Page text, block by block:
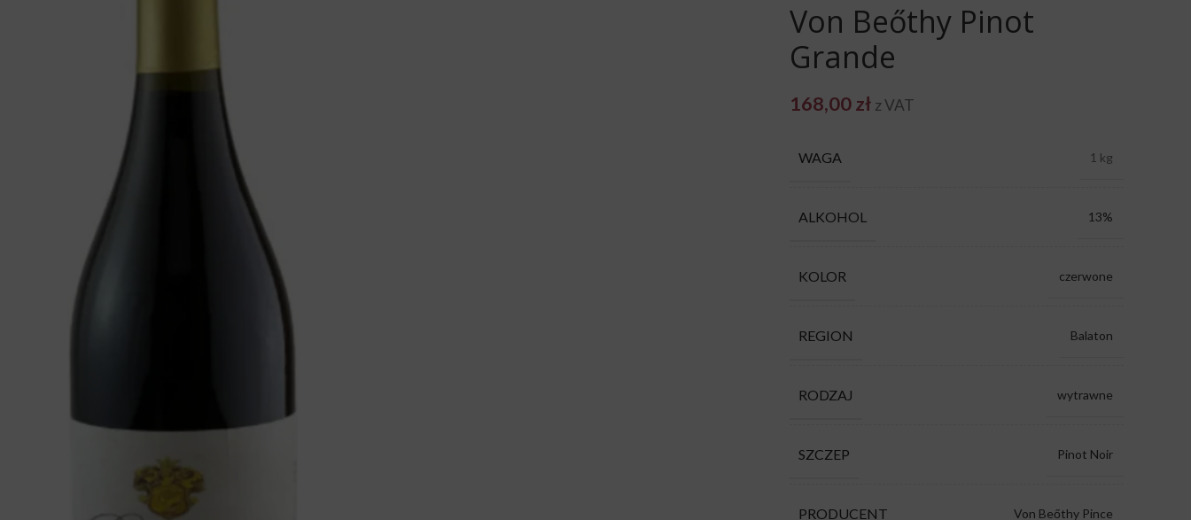
Von Beőthy Pinot
Grande
168,00zł z VAT
WAGA 1 kg
ALKOHOL 13%
KOLOR czerwone
REGION Balaton
RODZAJ wytrawne
SZCZEP Pinot Noir
PRODUCENT Von Beőthy Pince